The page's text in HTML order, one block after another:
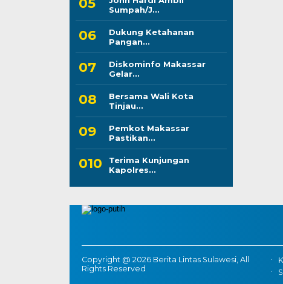
Sumpah/J...
Dukung Ketahanan
Pangan...
Diskominfo Makassar
Gelar...
Bersama Wali Kota
Tinjau...
Pemkot Makassar
Pastikan...
Terima Kunjungan
Kapolres...
Copyright @ 2026 Berita Lintas Sulawesi, All
Rights Reserved